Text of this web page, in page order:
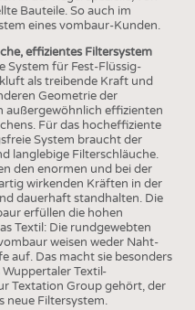
Bauteile. So auch im
eines vombaur-Kunden.
effizientes Filtersystem
System für Fest-Flüssig-
als treibende Kraft und
Geometrie der
außergewöhnlich effizienten
Für das hocheffiziente
System braucht der
langlebige Filterschläuche.
den enormen und bei der
wirkenden Kräften in der
dauerhaft standhalten. Die
erfüllen die hohen
Textil: Die rundgewebten
weisen weder Naht-
auf. Das macht sie besonders
Textil-
Textation Group gehört, der
neue Filtersystem.